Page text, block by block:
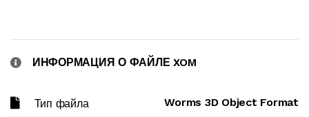
ИНФОРМАЦИЯ О ФАЙЛЕ XOM
Тип файла Worms 3D Object Format